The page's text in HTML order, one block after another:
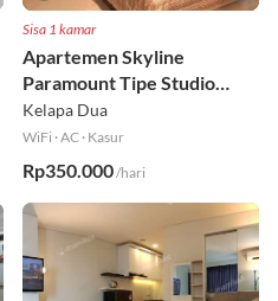
Sisa 1 kamar
Apartemen Skyline
Paramount Tipe Studio
Fully Furnished Lt 8
Kelapa Dua
WiFi ·AC · Kasur
Rp350.000/hari